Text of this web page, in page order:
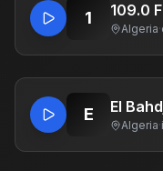
1 109.0
Algeria·
E El
Algeria·